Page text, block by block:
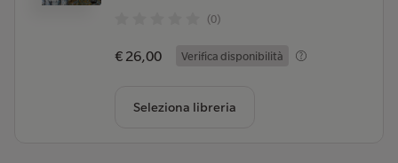
(0)
€ 26,00 Verifica disponibilità
Seleziona libreria